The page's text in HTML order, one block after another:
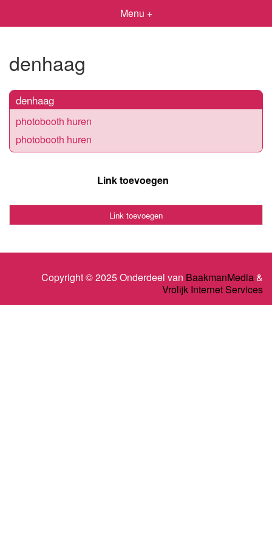
Menu +
denhaag
denhaag
photobooth huren
photobooth huren
Link toevoegen
Link toevoegen
Copyright © 2025 Onderdeel van BaakmanMedia&
Vrolijk Internet Services